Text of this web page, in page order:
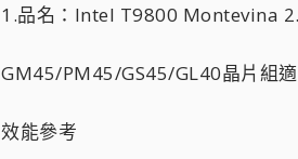
1.品名：Intel T9800 Montevina
GM45/PM45/GS45/GL40晶片組
效能參考